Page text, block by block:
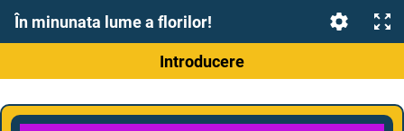
În minunata lume a florilor!
Introducere